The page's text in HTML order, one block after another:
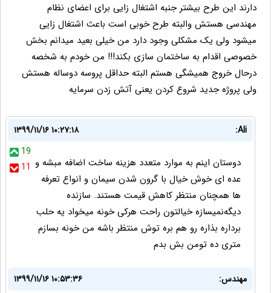
دارند این طرح بیشتر جنبه اشتغال زایی برای اعضای نظام
مهندسی هستش والبته طرح خوبی است باعث اشتغال زایی
میشود ولی یک مشکلی وجود دارد من خیلی بعید میدانم بخش
خصوصی اقدام به ساختمان سازی بکند!!! من خودم به شخصه
درحال خروج همیشگی هستم البته حداقل پروسه دوساله هستش
ولی پروژه جدید شروع کردن یعنی آتش زدن سرمایه
Ali:
۱۳۹۹/۱۱/۱۶ ۱۰:۲۷:۱۸
19
11 دوستان اینم به موارد متعدد هزینه ساخت اضافه مبشه و
عده ای خوش خیال با گرون شدن سیمان و انواع تعرفه
ها همچنان منتظر کاهش قیمت هستند. سازنده
دیگه‌نمیسازه خیالتون راحت هرکی خونه میخواد یه حلب
برداره بذاره رو هم بره توش منتظر باشه من خونه بسازم
متری ده تومن بش بدم
مهندس:
۱۳۹۹/۱۱/۱۶ ۱۰:۵۳:۳۶